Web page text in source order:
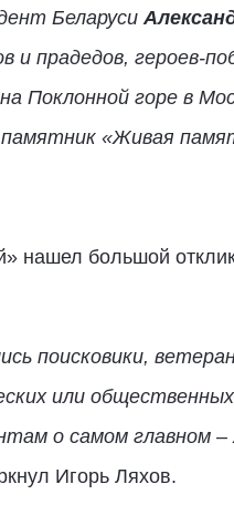
Беларуси
и прадедов, героев-
Поклонной горе в
«Живая
нашел большой
поисковики,
или
о самом главном
Игорь Ляхов.